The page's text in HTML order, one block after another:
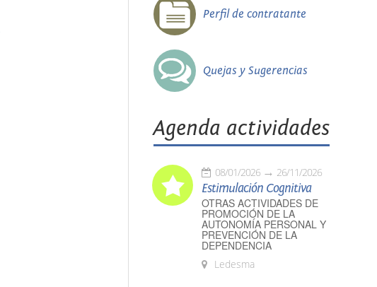
Perfil de contratante
Quejas y Sugerencias
Agenda actividades
08/01/2026 26/11/2026
Estimulación Cognitiva
OTRAS ACTIVIDADES DE
PROMOCIÓN DE LA
AUTONOMÍA PERSONAL Y
PREVENCIÓN DE LA
DEPENDENCIA
Ledesma